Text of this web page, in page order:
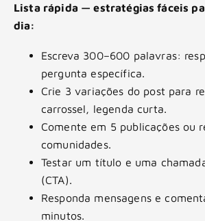
Lista rápida — estratégias fáceis
dia:
Escreva 300–600 palavras:
pergunta específica.
Crie 3 variações do post para
carrossel, legenda curta.
Comente em 5 publicações ou
comunidades.
Testar um título e uma
(CTA).
Responda mensagens e
minutos.